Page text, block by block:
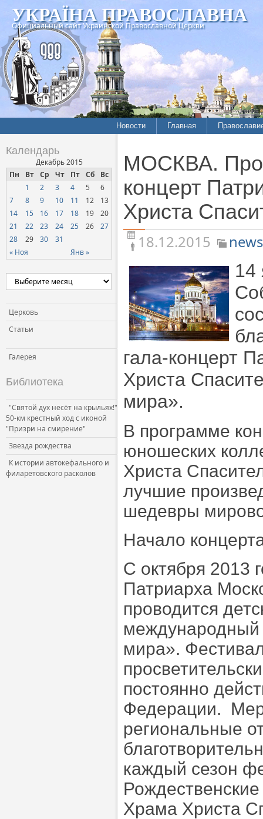
УКРАЇНА ПРАВОСЛАВНА
Официальный сайт Украинской Православной Церкви
Новости
Межконфессиональные
отношения
Нарушения прав
верующих
Официальная хроника
Расколы, ереси, секты
СОЦИАЛЬНОЕ
Церковь и власть
Церковь и общество
Церковь и СМИ
Главная
История
Хроники
Календарь
Декабрь 2015
Пн
Вт Ср Чт Пт Сб Вс
« Ноя Янв »
1 2 3 4 5
6
7
8 9 10 11 12
13
14
15 16 17 18 19
20
21
22 23 24 25 26
27
28
29 30 31
Церковь
Статьи
Галерея
Библиотека
"Святой дух несёт на крыльях!"
50-км крестный ход с иконой
"Призри на смирение"
Звезда рождества
К истории автокефального и
филаретовского расколов
МОСКВА.
концерт
Христа
18.12.2015 news
14
гала-концерт
Христа
мира».
В программе
юношеских
Христа
лучшие
шедевры
Начало
С октября 2013
Патриарха
проводится
международный
мира».
постоянно
Федерации.
региональные
каждый сезон
Храма Христа